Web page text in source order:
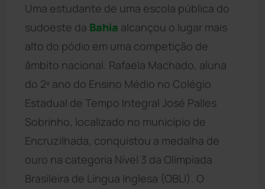
Uma estudante de uma escola pública do
sudoeste da Bahia alcançou o lugar mais
alto do pódio em uma competição de
âmbito nacional. Rafaela Machado, aluna
do 2º ano do Ensino Médio no Colégio
Estadual de Tempo Integral José Palles
Sobrinho, localizado no município de
Encruzilhada, conquistou a medalha de
ouro na categoria Nível 3 da Olimpíada
Brasileira de Língua Inglesa (OBLI). O